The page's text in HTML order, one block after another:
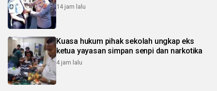
14 jam lalu
Kuasa hukum pihak sekolah ungkap eks
ketua yayasan simpan senpi dan narkotika
4 jam lalu